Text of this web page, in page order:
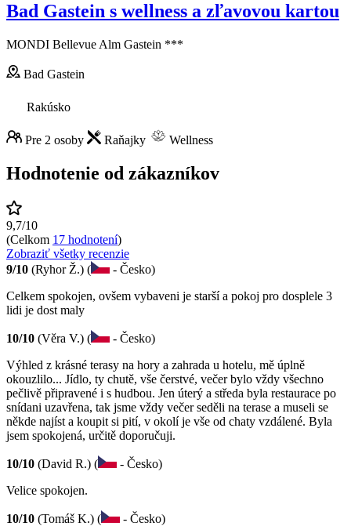
Bad Gastein s wellness a zľavovou kartou
MONDI Bellevue Alm Gastein ***
Bad Gastein
Rakúsko
Pre 2 osoby Raňajky Wellness
Hodnotenie od zákazníkov
9,7/10
(Celkom 17 hodnotení)
Zobraziť všetky recenzie
9/10 (Ryhor Ž.) (
- Česko)
Celkem spokojen, ovšem vybaveni je starší a pokoj pro dosplele 3
lidi je dost maly
10/10 (Věra V.) (
- Česko)
Výhled z krásné terasy na hory a zahrada u hotelu, mě úplně
okouzlilo... Jídlo, ty chutě, vše čerstvé, večer bylo vždy všechno
pečlivě připravené i s hudbou. Jen úterý a středa byla restaurace po
snídani uzavřena, tak jsme vždy večer seděli na terase a museli se
někde najíst a koupit si pití, v okolí je vše od chaty vzdálené. Byla
jsem spokojená, určitě doporučuji.
10/10 (David R.) (
- Česko)
Velice spokojen.
10/10 (Tomáš K.) ( - Česko)